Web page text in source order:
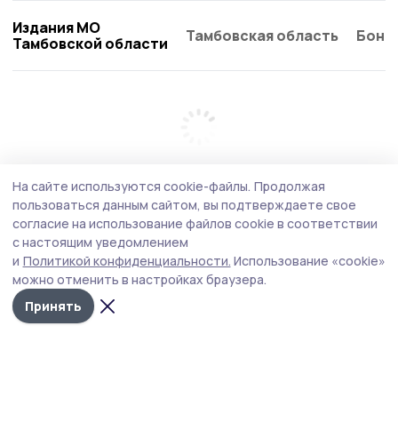
Издания МО
Тамбовской области
Тамбовская область
На сайте используются cookie-файлы. Продолжая
пользоваться данным сайтом, вы подтверждаете свое
согласие на использование файлов cookie в соответствии
с настоящим уведомлением
и Политикой конфиденциальности. Использование «cookie»
можно отменить в настройках браузера.
Принять